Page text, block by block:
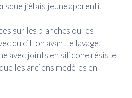
j’étais jeune apprenti.
sur les planches ou les
du citron avant le lavage.
avec joints en silicone résiste
les anciens modèles en